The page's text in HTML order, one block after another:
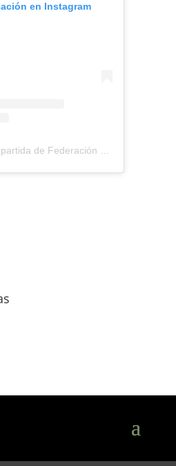
en Instagram
Una publicación compartida de Federación Montañismo Tenerife (@federacion_montanismo_tenerife)